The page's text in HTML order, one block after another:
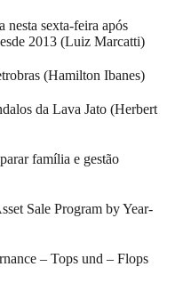
nesta sexta-feira após
2013 (Luiz Marcatti)
(Hamilton Ibanes)
da Lava Jato (Herbert
família e gestão
Sale Program by Year-
– Tops und – Flops